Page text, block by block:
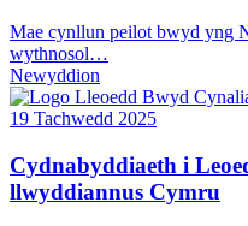
Mae cynllun peilot bwyd yng
wythnosol…
Newyddion
19 Tachwedd 2025
Cydnabyddiaeth i
llwyddiannus Cymru